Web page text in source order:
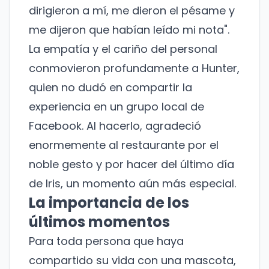
dirigieron a mí, me dieron el pésame y
me dijeron que habían leído mi nota".
La empatía y el cariño del personal
conmovieron profundamente a Hunter,
quien no dudó en compartir la
experiencia en un grupo local de
Facebook. Al hacerlo, agradeció
enormemente al restaurante por el
noble gesto y por hacer del último día
de Iris, un momento aún más especial.
La importancia de los
últimos momentos
Para toda persona que haya
compartido su vida con una mascota,